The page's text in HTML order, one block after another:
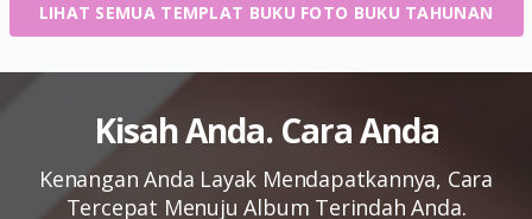
LIHAT SEMUA TEMPLAT BUKU FOTO BUKU TAHUNAN
Kisah Anda. Cara Anda
Kenangan Anda Layak Mendapatkannya, Cara
Tercepat Menuju Album Terindah Anda.